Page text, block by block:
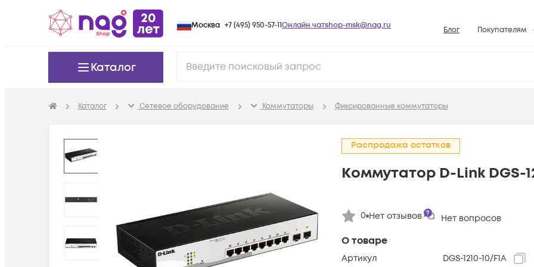
Москва +7 (495) 950-57-11Онлайн чатshop-msk@nag.ru Блог Покупателям
Вопросы и
Каталог
Каталог Сетевое оборудование Коммутаторы Фиксированные коммутаторы
О товаре
Артикул
DGS-1210-10/F1A
Распродажа остатков
Коммутатор D-Link DGS-
0 Нет отзывов Нет вопросов